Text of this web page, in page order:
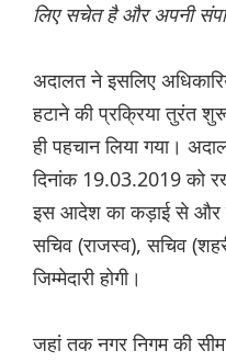
लिए सचेत है और अपनी
अदालत ने इसलिए
हटाने की प्रक्रिया तुरंत
ही पहचान लिया गया।
दिनांक 19.03.2019 को
इस आदेश का कड़ाई से और
सचिव (राजस्व), सचिव
जिम्मेदारी होगी।
जहां तक ​​नगर निगम की